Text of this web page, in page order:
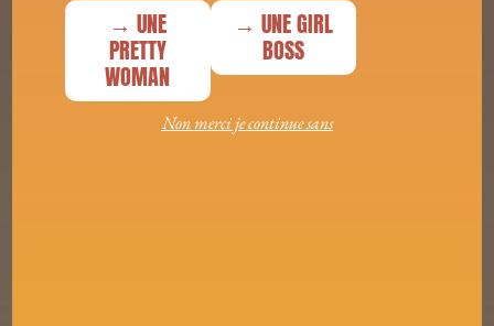
→ UNE
PRETTY
WOMAN
→ UNE GIRL
BOSS
Non merci je continue sans